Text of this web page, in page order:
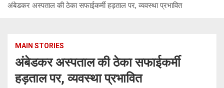
अंबेडकर अस्पताल की ठेका सफाईकर्मी हड़ताल पर, व्यवस्था प्रभावित
MAIN STORIES
अंबेडकर अस्पताल की ठेका सफाईकर्मी
हड़ताल पर, व्यवस्था प्रभावित